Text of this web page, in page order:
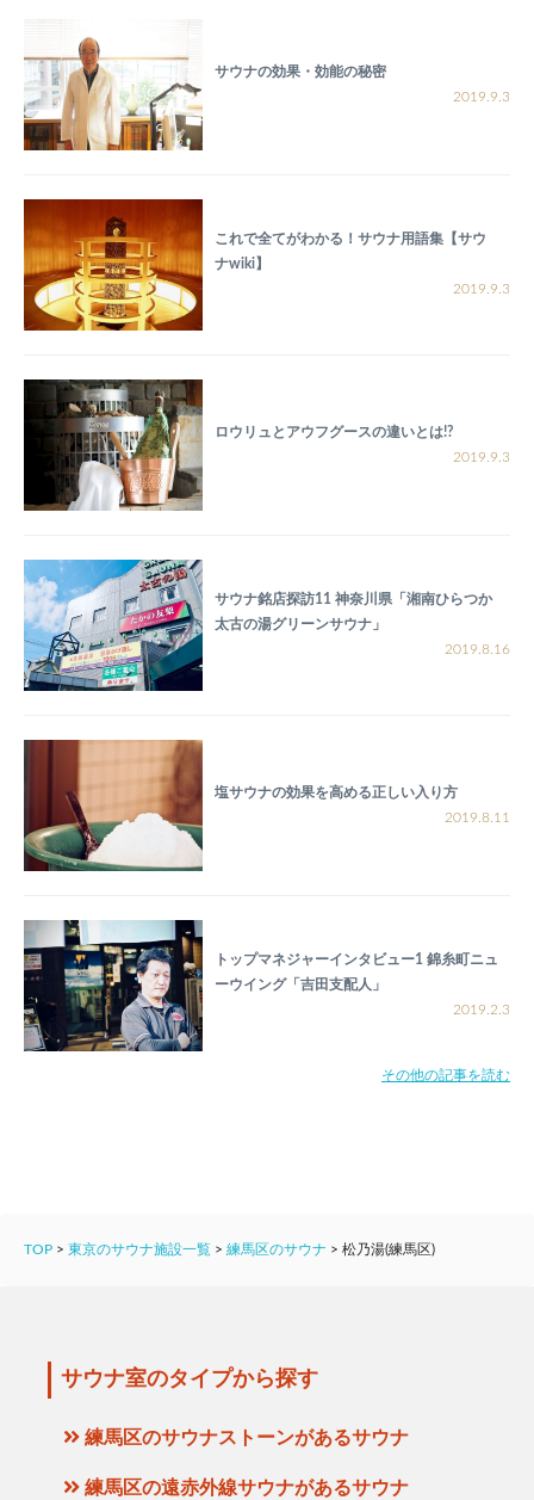
サウナの効果・効能の秘密
2019.9.3
これで全てがわかる！サウナ用語集【サウ
ナwiki】
2019.9.3
ロウリュとアウフグースの違いとは!?
2019.9.3
サウナ銘店探訪11 神奈川県「湘南ひらつか
太古の湯グリーンサウナ」
2019.8.16
塩サウナの効果を高める正しい入り方
2019.8.11
トップマネジャーインタビュー1 錦糸町ニュ
ーウイング「吉田支配人」
2019.2.3
その他の記事を読む
TOP > 東京のサウナ施設一覧 > 練馬区のサウナ > 松乃湯(練馬区)
サウナ室のタイプから探す
練馬区のサウナストーンがあるサウナ
練馬区の遠赤外線サウナがあるサウナ